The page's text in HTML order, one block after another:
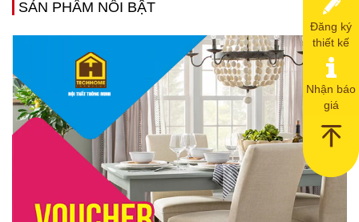
SẢN PHẨM NỔI BẬT
Đăng ký
thiết kế
Nhận báo
giá